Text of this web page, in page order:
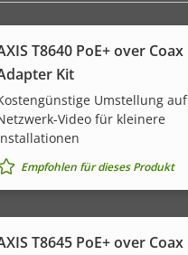
T8640 PoE+ over Coax
Kit
Umstellung auf
Video für kleinere
Empfohlen für dieses Produkt
T8645 PoE+ over Coax